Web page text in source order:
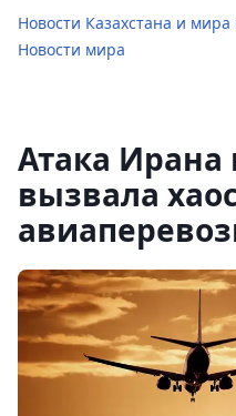
Новости Казахстана и мира
Новости мира
Атака
вызвала